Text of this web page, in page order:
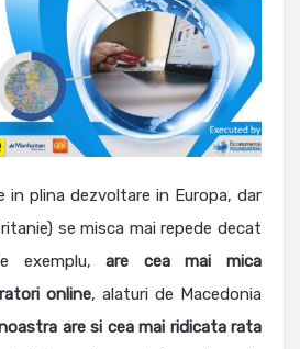
in plina dezvoltare in Europa, dar
se misca mai repede decat
exemplu, are cea mai mica
online, alaturi de Macedonia
are si cea mai ridicata rata